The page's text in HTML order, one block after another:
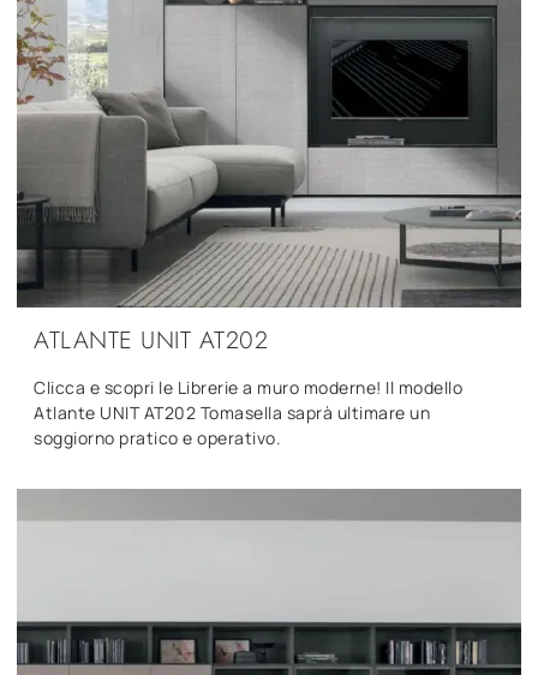
ATLANTE UNIT AT202
Clicca e scopri le Librerie a muro moderne! Il modello
Atlante UNIT AT202 Tomasella saprà ultimare un
soggiorno pratico e operativo.